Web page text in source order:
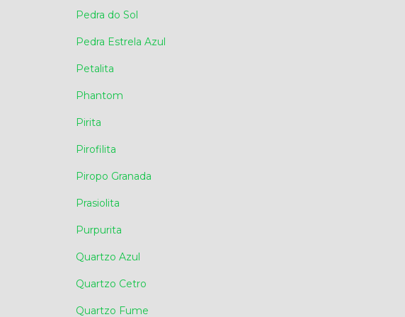
Pedra do Sol
Pedra Estrela Azul
Petalita
Phantom
Pirita
Pirofilita
Piropo Granada
Prasiolita
Purpurita
Quartzo Azul
Quartzo Cetro
Quartzo Fume